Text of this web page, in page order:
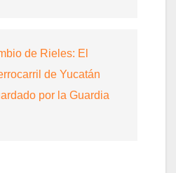
de Rieles: El
de Yucatán
por la Guardia